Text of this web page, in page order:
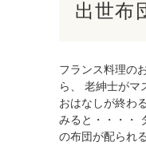
出世布
フランス料理の
ら、 老紳士がマ
おはなしが終わ
みると・・・・
の布団が配られ